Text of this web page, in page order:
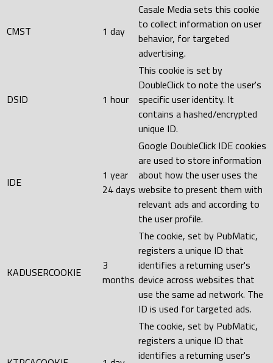
CMST 1 day
Casale Media sets this cookie
to collect information on user
behavior, for targeted
advertising.
DSID 1 hour
This cookie is set by
DoubleClick to note the user's
specific user identity. It
contains a hashed/encrypted
unique ID.
IDE
1 year
24 days
Google DoubleClick IDE cookies
are used to store information
about how the user uses the
website to present them with
relevant ads and according to
the user profile.
KADUSERCOOKIE
3
months
The cookie, set by PubMatic,
registers a unique ID that
identifies a returning user's
device across websites that
use the same ad network. The
ID is used for targeted ads.
The cookie, set by PubMatic,
registers a unique ID that
identifies a returning user's